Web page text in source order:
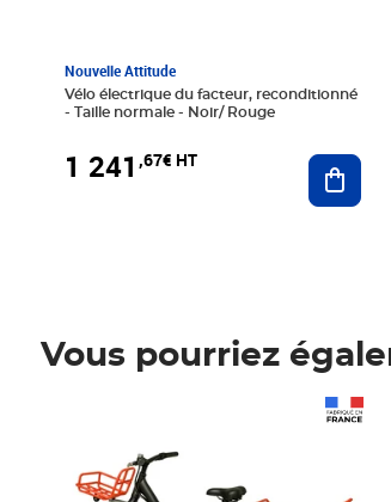
Nouvelle Attitude
Vélo électrique du facteur, reconditionné
- Taille normale - Noir/ Rouge
1 241 ,67€ HT
Vous pourriez